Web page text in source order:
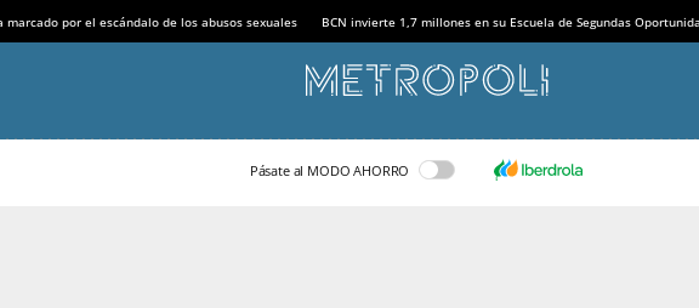
marcado por el escándalo de los abusos sexuales BCN invierte 1,7 millones en su Escuela de Segundas
Pásate al MODO AHORRO